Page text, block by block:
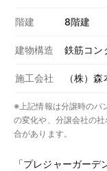
階建 8階建
建物構造 鉄筋コン
施工会社 （株）森
※上記情報は分譲時のパ
の変化や、分譲会社の
合があります。
「プレジャーガー